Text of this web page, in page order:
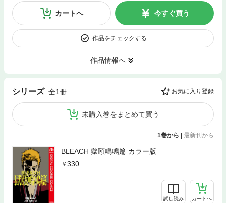
カートへ 今すぐ買う
作品をチェックする
作品情報へ
シリーズ 全1冊 お気に入り登録
未購入巻をまとめて買う
1巻から 最新刊から
BLEACH 獄頤鳴鳴篇 カラー版
330
試し読み カートへ